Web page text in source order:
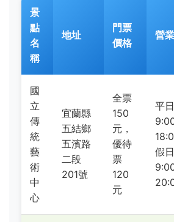
景
點
名
稱
地址
門票
價格
營
國
立
傳
統
藝
術
中
心
宜蘭縣
五結鄉
五濱路
二段
201號
全票
150
元，
優待
票
120
元
平日
假日